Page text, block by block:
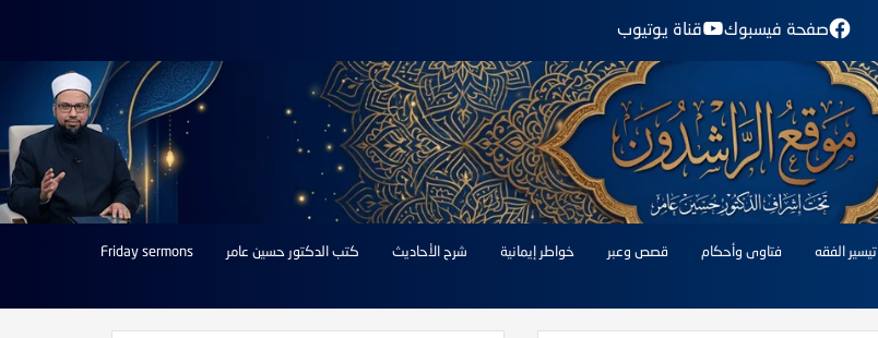
صفحة فيسبوك قناة يوتيوب
تيسير الفقه فتاوى وأحكام قصص وعبر خواطر إيمانية شرح الأحاديث كتب الدكتور حسين عامر
Friday sermons